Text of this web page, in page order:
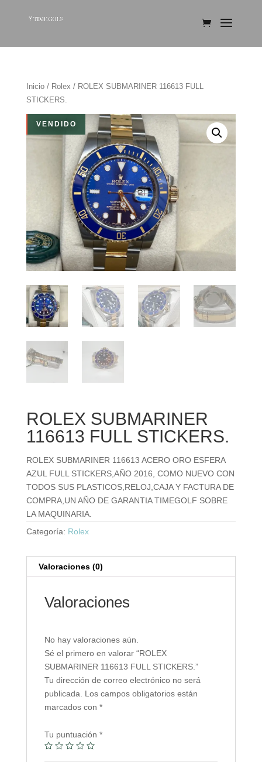
Inicio/ Rolex / ROLEX SUBMARINER 116613 FULL
STICKERS.
VENDIDO
ROLEX SUBMARINER
116613 FULL STICKERS.
ROLEX SUBMARINER 116613 ACERO ORO ESFERA
AZUL FULL STICKERS,AÑO 2016, COMO NUEVO CON
TODOS SUS PLASTICOS,RELOJ,CAJA Y FACTURA DE
COMPRA,UN AÑO DE GARANTIA TIMEGOLF SOBRE
LA MAQUINARIA.
Categoría: Rolex
Valoraciones (0)
Valoraciones
No hay valoraciones aún.
Sé el primero en valorar “ROLEX
SUBMARINER 116613 FULL STICKERS.”
Tu dirección de correo electrónico no será
publicada. Los campos obligatorios están
marcados con *
Tu puntuación *